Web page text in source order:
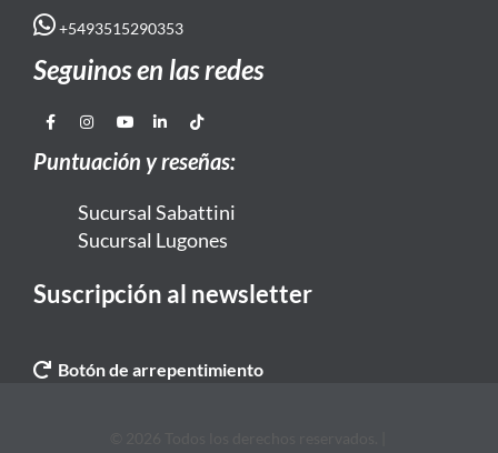
+5493515290353
Seguinos en las redes
Puntuación y reseñas:
Sucursal Sabattini
Sucursal Lugones
Suscripción al newsletter
Botón de arrepentimiento